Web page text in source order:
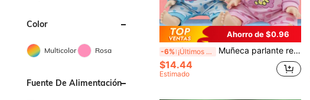
Color
Multicolor Rosa
Fuente De Alimentación
Ahorro de $0.96
-6% ¡Últimos 2 días Muñeca parlante realista de 26 cm, viene con pijama, biberón y chupete, capaz de beber agua, llorar, reír, hacer sonidos de papá/mamá, gran regalo para niños, niños y niñas, cumpleaños/fiestas
$14.44
Estimado